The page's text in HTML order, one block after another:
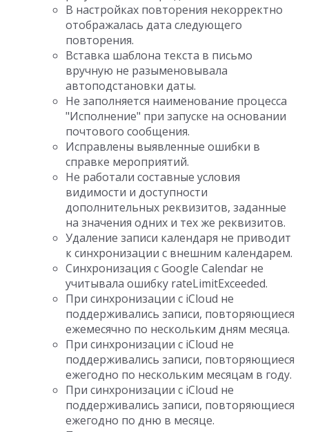
В настройках повторения некорректно
отображалась дата следующего
повторения.
Вставка шаблона текста в письмо
вручную не разыменовывала
автоподстановки даты.
Не заполняется наименование процесса
"Исполнение" при запуске на основании
почтового сообщения.
Исправлены выявленные ошибки в
справке мероприятий.
Не работали составные условия
видимости и доступности
дополнительных реквизитов, заданные
на значения одних и тех же реквизитов.
Удаление записи календаря не приводит
к синхронизации с внешним календарем.
Синхронизация с Google Calendar не
учитывала ошибку rateLimitExceeded.
При синхронизации с iCloud не
поддерживались записи, повторяющиеся
ежемесячно по нескольким дням месяца.
При синхронизации с iCloud не
поддерживались записи, повторяющиеся
ежегодно по нескольким месяцам в году.
При синхронизации с iCloud не
поддерживались записи, повторяющиеся
ежегодно по дню в месяце.